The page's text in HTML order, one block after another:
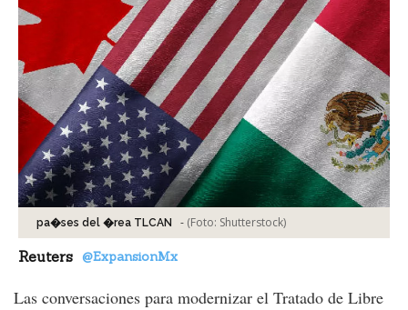
pa�ses del �rea TLCAN - (Foto: Shutterstock)
Reuters @ExpansionMx
Las conversaciones para modernizar el Tratado de Libre